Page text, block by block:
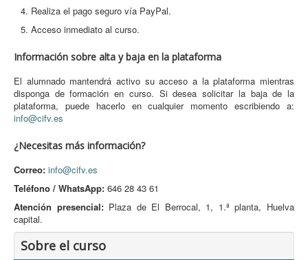
Realiza el pago seguro vía PayPal.
Acceso inmediato al curso.
Información sobre alta y baja en la plataforma
El alumnado mantendrá activo su acceso a la plataforma mientras
disponga de formación en curso. Si desea solicitar la baja de la
plataforma, puede hacerlo en cualquier momento escribiendo a:
info@cifv.es
¿Necesitas más información?
Correo: info@cifv.es
Teléfono / WhatsApp: 646 28 43 61
Atención presencial:Plaza de El Berrocal, 1, 1.ª planta, Huelva
capital.
Sobre el curso